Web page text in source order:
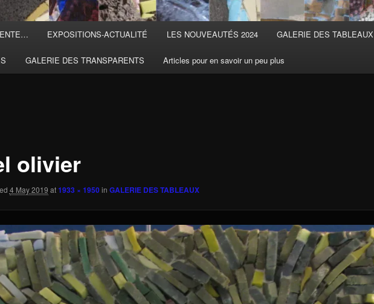
EXPOSITIONS-ACTUALITÉ LES NOUVEAUTÉS 2024 GALERIE DES TABLEAUX
GALERIE DES TRANSPARENTS Articles pour en savoir un peu plus
olivier
4 May 2019 at1933 × 1950in GALERIE DES TABLEAUX